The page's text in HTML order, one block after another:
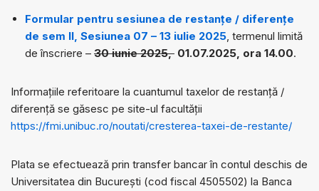
Formular pentru sesiunea de restanțe / diferențe
de sem II, Sesiunea 07 – 13 iulie 2025, termenul limită
de înscriere – 30 iunie 2025, 01.07.2025, ora 14.00.
Informațiile referitoare la cuantumul taxelor de restanță /
diferență se găsesc pe site-ul facultății
https://fmi.unibuc.ro/noutati/cresterea-taxei-de-restante/
Plata se efectuează prin transfer bancar în contul deschis de
Universitatea din București (cod fiscal 4505502) la Banca